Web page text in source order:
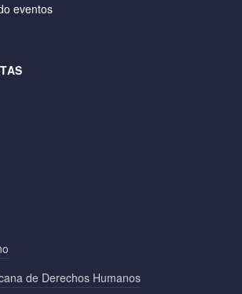
eventos
de Derechos Humanos